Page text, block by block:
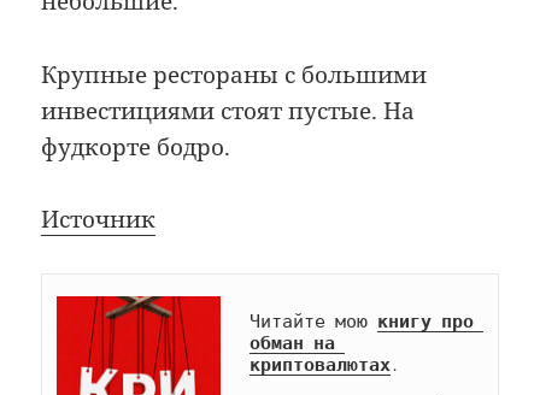
Крупные рестораны с большими
инвестициями стоят пустые. На
фудкорте бодро.
Источник
Читайте мою книгу про
обман на
криптовалютах.